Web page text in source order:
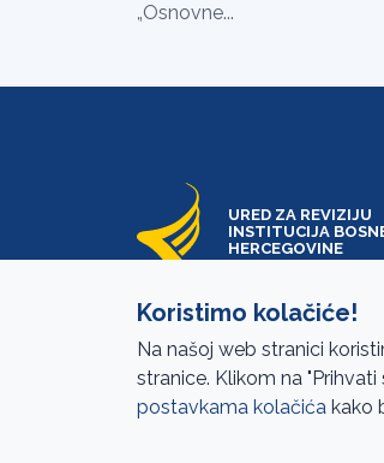
„Osnovne...
URED ZA REVIZIJU
INSTITUCIJA
HERCEGOVINE
Koristimo kolačiće!
Na našoj web stranici
stranice. Klikom na
postavkama kolačića kako